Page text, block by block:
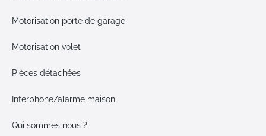
Motorisation porte de garage
Motorisation volet
Pièces détachées
Interphone/alarme maison
Qui sommes nous ?